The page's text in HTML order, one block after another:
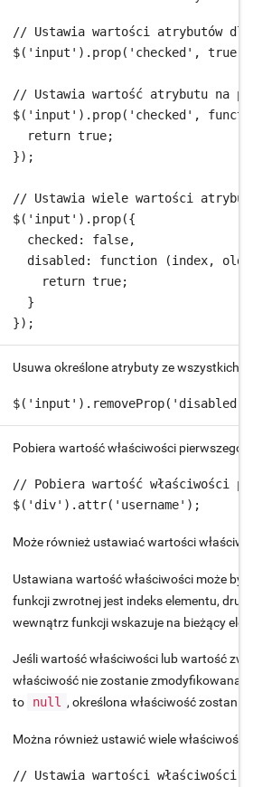
// Ustawia wartości atrybutów dla
$('input').prop('checked', true);
// Ustawia wartość atrybutu na
$('input').prop('checked',
  return true;
});
// Ustawia wiele wartości
$('input').prop({
  checked: false,
disabled: function (index,
    return true;
  }
});
Usuwa określone atrybuty ze wszystkich
Pobiera wartość właściwości pierwszego
// Pobiera wartość właściwości
$('div').attr('username');
Może również ustawiać wartości
Ustawiana wartość właściwości może
funkcji zwrotnej jest indeks elementu,
wewnątrz funkcji wskazuje na bieżący
Jeśli wartość właściwości lub wartość
właściwość nie zostanie
to
null , określona właściwość zostanie
Można również ustawić wiele
// Ustawia wartości właściwości